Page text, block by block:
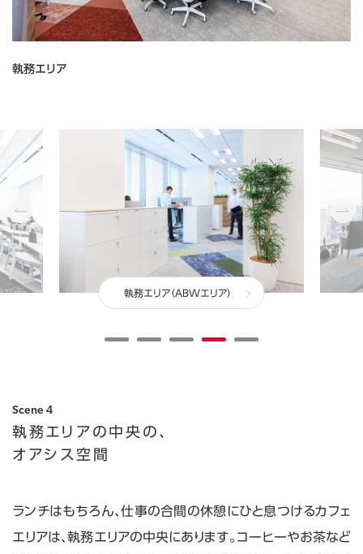
執務エリア
執務エリア（ABWエリア）
Scene 4
執務エリアの中央の、
オアシス空間
ランチはもちろん、仕事の合間の休憩にひと息つけるカフェ
エリアは、執務エリアの中央にあります。コーヒーやお茶など